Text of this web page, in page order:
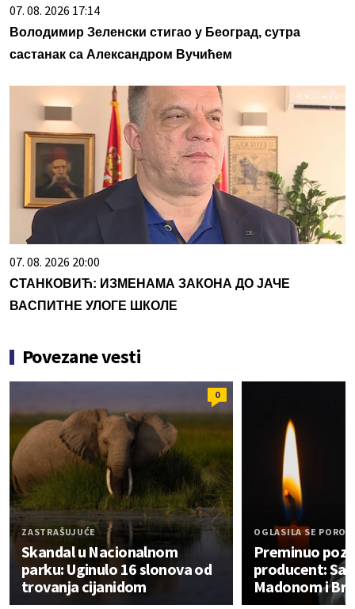
07. 08. 2026 17:14
Володимир Зеленски стигао у Београд, сутра
састанак са Александром Вучићем
07. 08. 2026 20:00
СТАНКОВИЋ: ИЗМЕНАМА ЗАКОНА ДО ЈАЧЕ
ВАСПИТНЕ УЛОГЕ ШКОЛЕ
Povezane vesti
0
ZASTRAŠUJUĆE
Skandal u Nacionalnom
parku: Uginulo 16 slonova od
trovanja cijanidom
OGLASILA SE
Preminuo
producent:
Madonom i